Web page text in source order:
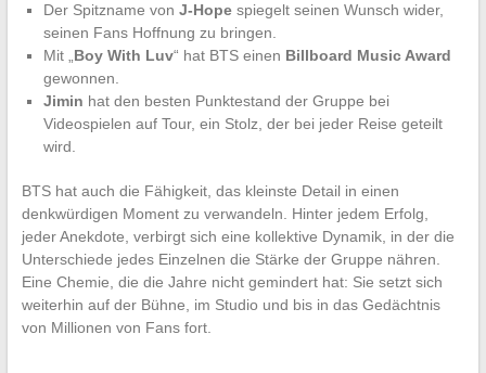
Der Spitzname von J-Hopespiegelt seinen Wunsch wider,
seinen Fans Hoffnung zu bringen.
Mit „ Boy With Luv“ hat BTS einen Billboard Music Award
gewonnen.
Jimin hat den besten Punktestand der Gruppe bei
Videospielen auf Tour, ein Stolz, der bei jeder Reise geteilt
wird.
BTS hat auch die Fähigkeit, das kleinste Detail in einen
denkwürdigen Moment zu verwandeln. Hinter jedem Erfolg,
jeder Anekdote, verbirgt sich eine kollektive Dynamik, in der die
Unterschiede jedes Einzelnen die Stärke der Gruppe nähren.
Eine Chemie, die die Jahre nicht gemindert hat: Sie setzt sich
weiterhin auf der Bühne, im Studio und bis in das Gedächtnis
von Millionen von Fans fort.